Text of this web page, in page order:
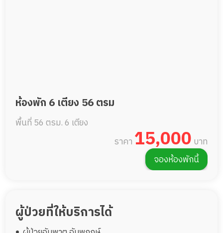
ห้องพัก 6 เตียง 56 ตรม
พื้นที่ 56 ตรม.6 เตียง
ราคา 15,000 บาท
จองห้องพักนี้
ผู้ป่วยที่ให้บริการได้